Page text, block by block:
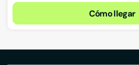
Cómo llegar